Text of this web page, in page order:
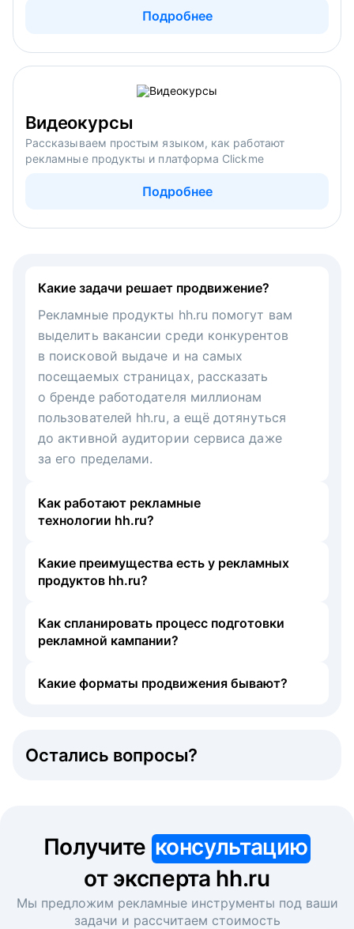
Подробнее
Видеокурсы
Рассказываем простым языком, как работают
рекламные продукты и платформа Clickme
Подробнее
Какие задачи решает продвижение?
Рекламные продукты hh.ru помогут вам
выделить вакансии среди конкурентов
в поисковой выдаче и на самых
посещаемых страницах, рассказать
о бренде работодателя миллионам
пользователей hh.ru, а ещё дотянуться
до активной аудитории сервиса даже
за его пределами.
Как работают рекламные
технологии hh.ru?
Какие преимущества есть у рекламных
продуктов hh.ru?
Как спланировать процесс подготовки
рекламной кампании?
Какие форматы продвижения бывают?
Остались вопросы?
Получите консультацию
от эксперта hh.ru
Мы предложим рекламные инструменты под ваши
задачи и рассчитаем стоимость